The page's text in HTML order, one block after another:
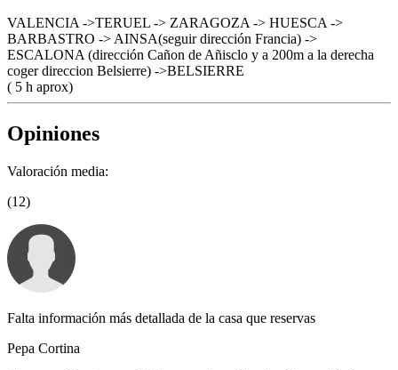
VALENCIA ->TERUEL -> ZARAGOZA -> HUESCA ->
BARBASTRO -> AINSA(seguir dirección Francia) ->
ESCALONA (dirección Cañon de Añisclo y a 200m a la derecha
coger direccion Belsierre) ->BELSIERRE
( 5 h aprox)
Opiniones
Valoración media:
(12)
Falta información más detallada de la casa que reservas
Pepa Cortina